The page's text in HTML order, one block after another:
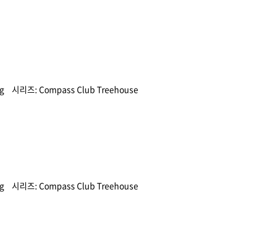
Compass Club Treehouse
Compass Club Treehouse